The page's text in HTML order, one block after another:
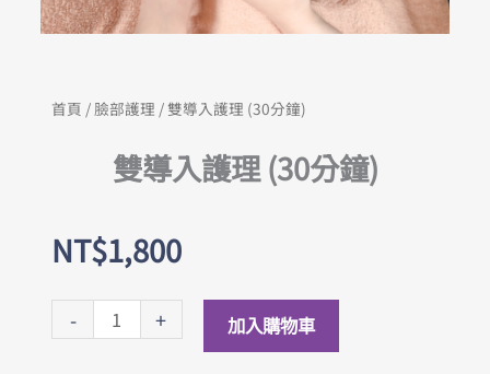
首頁 / 臉部護理 / 雙導入護理 (30分鐘)
雙導入護理 (30分鐘)
NT$1,800
-
導
+ 加入購物車